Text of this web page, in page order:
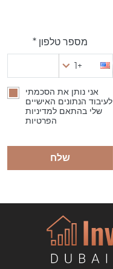
מספר טלפון *
+1
אני נותן את הסכמתי
לעיבוד הנתונים האישיים
שלי בהתאם למדיניות
הפרטיות
שלח